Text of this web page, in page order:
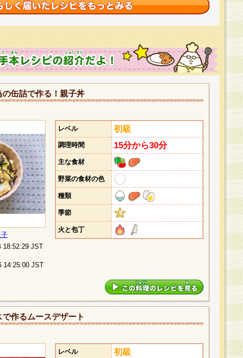
の缶詰で作る！親子丼
18:52:29 JST
14:25:00 JST
レベル 初級
調理時間 15分から30分
主な食材
野菜の食材の色
種類
季節
火と包丁
で作るムースデザート
レベル 初級